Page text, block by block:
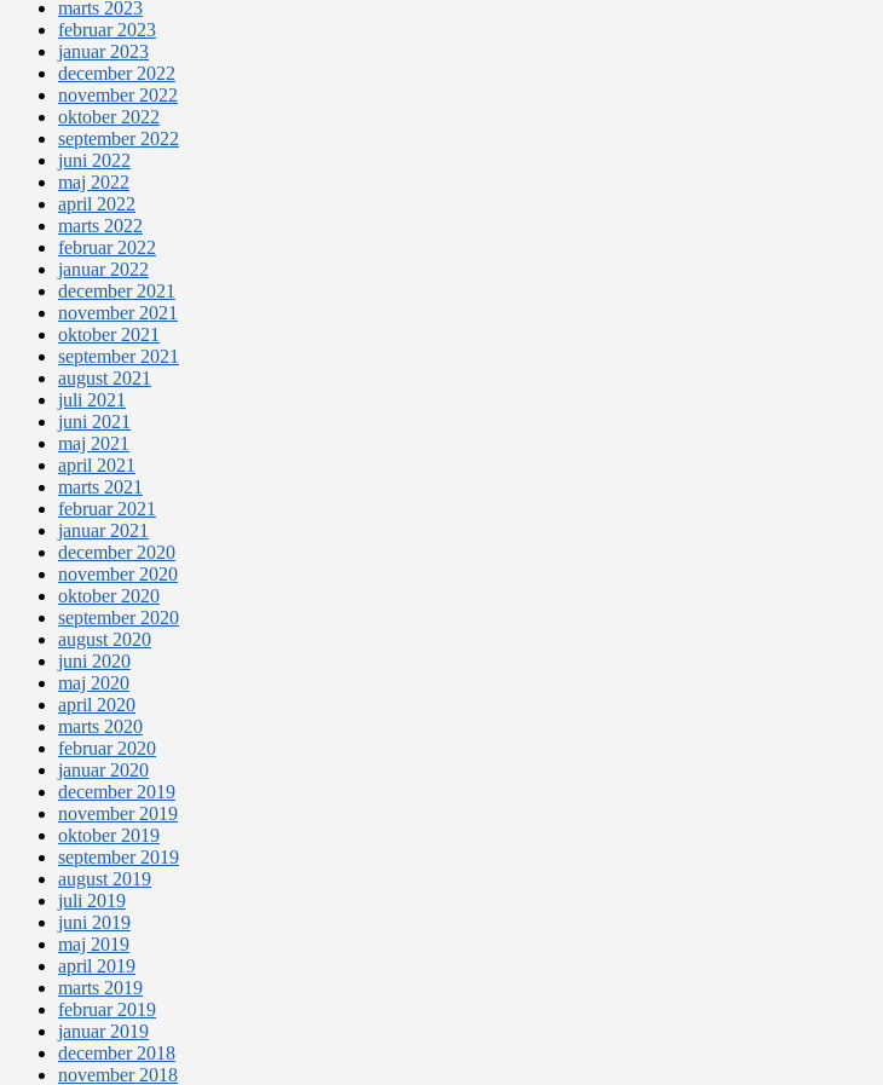
marts 2023
februar 2023
januar 2023
december 2022
november 2022
oktober 2022
september 2022
juni 2022
maj 2022
april 2022
marts 2022
februar 2022
januar 2022
december 2021
november 2021
oktober 2021
september 2021
august 2021
juli 2021
juni 2021
maj 2021
april 2021
marts 2021
februar 2021
januar 2021
december 2020
november 2020
oktober 2020
september 2020
august 2020
juni 2020
maj 2020
april 2020
marts 2020
februar 2020
januar 2020
december 2019
november 2019
oktober 2019
september 2019
august 2019
juli 2019
juni 2019
maj 2019
april 2019
marts 2019
februar 2019
januar 2019
december 2018
november 2018